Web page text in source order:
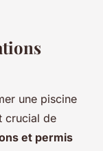
une piscine
crucial de
et permis